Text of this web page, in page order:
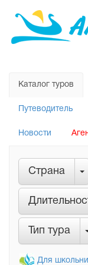
Каталог туров
Путеводитель
Новости
Страна
Тип тура
Для